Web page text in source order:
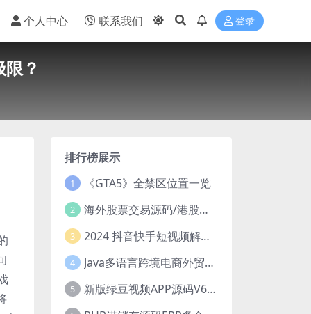
个人中心 联系我们 登录
？
排行榜展示
1 《GTA5》全禁区位置一览
2 海外股票交易源码/港股泰股/美股源码/印度股源码/马拉西亚股票源码/国际股票配资
3 2024 抖音快手短视频解析去水印php源码
4 Java多语言跨境电商外贸商城TikToKshop内嵌商城I商家入驻I一键铺
5 新版绿豆视频APP源码V6.6 免授权插件版